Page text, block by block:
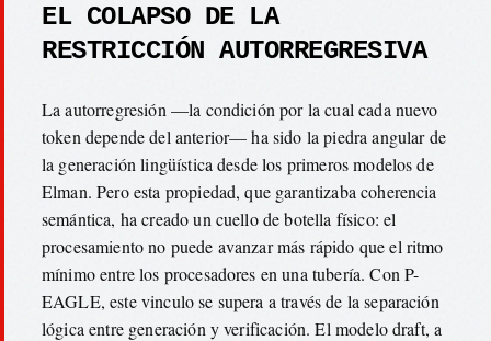
EL COLAPSO DE LA
RESTRICCIÓN AUTORREGRESIVA
La autorregresión —la condición por la cual cada nuevo
token depende del anterior— ha sido la piedra angular de
la generación lingüística desde los primeros modelos de
Elman. Pero esta propiedad, que garantizaba coherencia
semántica, ha creado un cuello de botella físico: el
procesamiento no puede avanzar más rápido que el ritmo
mínimo entre los procesadores en una tubería. Con P-
EAGLE, este vinculo se supera a través de la separación
lógica entre generación y verificación. El modelo draft, a